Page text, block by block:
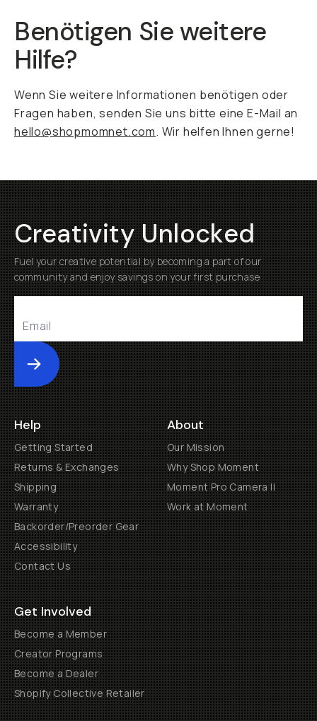
Benötigen Sie weitere
Hilfe?
Wenn Sie weitere Informationen benötigen oder
Fragen haben, senden Sie uns bitte eine E-Mail an
hello@shopmomnet.com. Wir helfen Ihnen gerne!
Creativity Unlocked
Fuel your creative potential by becoming a part of our
community and enjoy savings on your first purchase
Submit
Help
Getting Started
Returns & Exchanges
Shipping
Warranty
Backorder/Preorder Gear
Accessibility
Contact Us
About
Our Mission
Why Shop Moment
Moment Pro Camera II
Work at Moment
Get Involved
Become a Member
Creator Programs
Become a Dealer
Shopify Collective Retailer